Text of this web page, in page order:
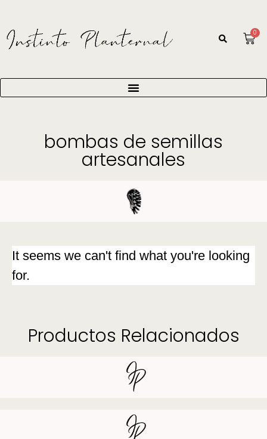
0
bombas de semillas
artesanales
It seems we can't find what you're looking
for.
Productos Relacionados